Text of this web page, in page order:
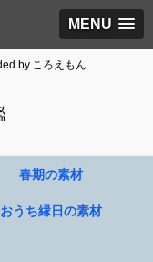
MENU
by.ころえもん
春期の素材
おうち縁日の素材